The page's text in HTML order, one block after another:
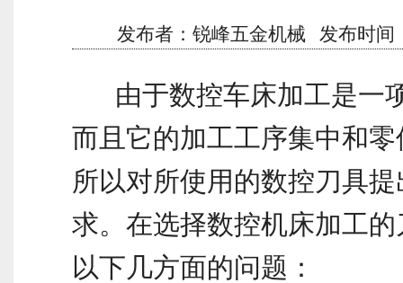
发布者：锐峰五金机械 发布时间
由于数控车床加工是一
而且它的加工工序集中和
所以对所使用的数控刀具
求。在选择数控机床加工
以下几方面的问题：